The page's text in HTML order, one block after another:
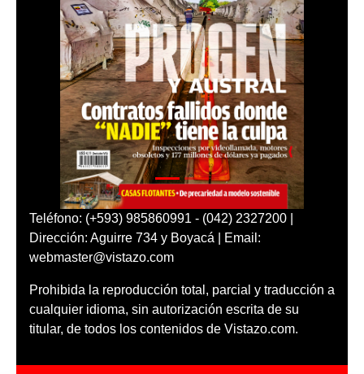
Teléfono: (+593) 985860991 - (042) 2327200 |
Dirección: Aguirre 734 y Boyacá | Email:
webmaster@vistazo.com
Prohibida la reproducción total, parcial y traducción a
cualquier idioma, sin autorización escrita de su
titular, de todos los contenidos de Vistazo.com.